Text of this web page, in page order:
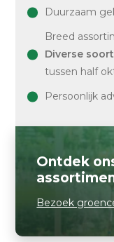
Duurzaam
Breed
Diverse
tussen half
Persoonlijk
Ontdek
Bezoek